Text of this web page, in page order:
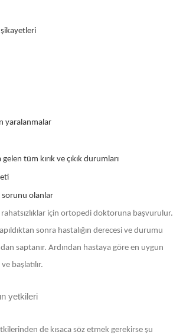
şikayetleri
yaralanmalar
tüm kırık ve çıkık durumları
sorunu olanlar
için ortopedi doktoruna başvurulur.
sonra hastalığın derecesi ve durumu
saptanır. Ardından hastaya göre en uygun
başlatılır.
yetkileri
de kısaca söz etmek gerekirse şu